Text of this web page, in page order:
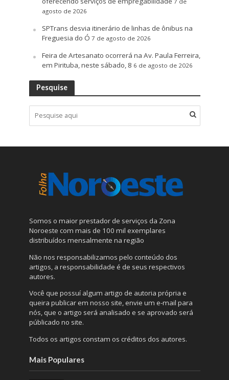
agosto de 2026
SPTrans desvia itinerário de linhas de ônibus na
Freguesia do Ó 7 de agosto de 2026
Feira de Artesanato ocorrerá na Av. Paula Ferreira,
em Pirituba, neste sábado, 8 6 de agosto de 2026
Pesquise
Somos o maior prestador de serviços da Zona
Noroeste com mais de 100 mil exemplares
distribuídos mensalmente na região
Não nos responsabilizamos pelo conteúdo dos
artigos, a responsabilidade é de seus respectivos
autores.
Você que possuí algum artigo de autoria própria e
queira publicar em nosso site, envie um e-mail para
nós, que o artigo será analisado e se aprovado será
públicado no site.
Todos os artigos constam os créditos dos autores.
Mais Populares